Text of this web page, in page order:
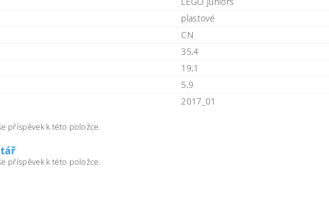
plastové
CN
35,4
19,1
5,9
2017_01
příspěvek k této položce.
příspěvek k této položce.